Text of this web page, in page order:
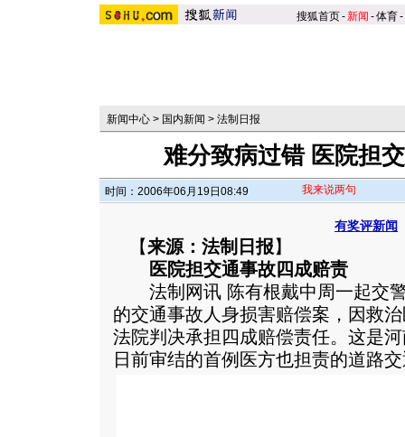
搜狐首页-新闻 -体育-
新闻中心 > 国内新闻 > 法制日报
难分致病过错 医院担
时间：2006年06月19日08:49 我来说两句
有奖评新闻
【来源：法制日报】
医院担交通事故四成赔责
法制网讯 陈有根戴中周一起交警
的交通事故人身损害赔偿案，因救
法院判决承担四成赔偿责任。这是
日前审结的首例医方也担责的道路